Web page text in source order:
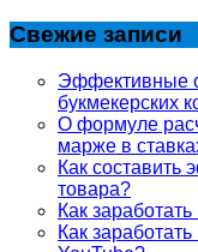
Свежие записи
Эффективные
букмекерских
О формуле
марже в
Как составить
товара?
Как
Как